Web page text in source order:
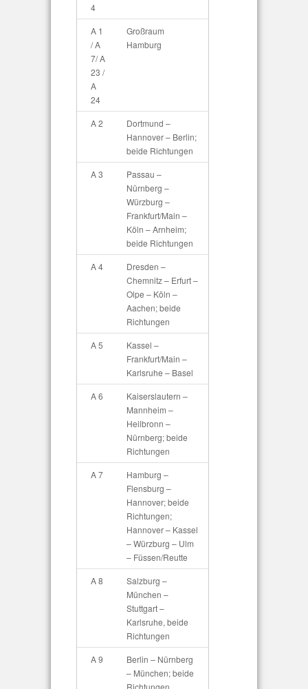
4
A 1
/ A
7/ A
23 /
A
24
Großraum
Hamburg
A 2
Dortmund –
Hannover – Berlin;
beide Richtungen
A 3
Passau –
Nürnberg –
Würzburg –
Frankfurt/Main –
Köln – Arnheim;
beide Richtungen
A 4
Dresden –
Chemnitz – Erfurt –
Olpe – Köln –
Aachen; beide
Richtungen
A 5
Kassel –
Frankfurt/Main –
Karlsruhe – Basel
A 6
Kaiserslautern –
Mannheim –
Heilbronn –
Nürnberg; beide
Richtungen
A 7
Hamburg –
Flensburg –
Hannover; beide
Richtungen;
Hannover – Kassel
– Würzburg – Ulm
– Füssen/Reutte
A 8
Salzburg –
München –
Stuttgart –
Karlsruhe, beide
Richtungen
A 9
Berlin – Nürnberg
– München; beide
Richtungen